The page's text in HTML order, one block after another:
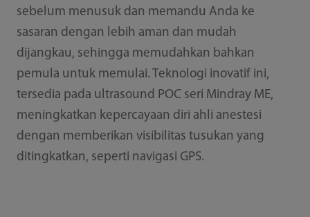
sebelum menusuk dan memandu Anda ke
sasaran dengan lebih aman dan mudah
dijangkau, sehingga memudahkan bahkan
pemula untuk memulai. Teknologi inovatif ini,
tersedia pada ultrasound POC seri Mindray ME,
meningkatkan kepercayaan diri ahli anestesi
dengan memberikan visibilitas tusukan yang
ditingkatkan, seperti navigasi GPS.